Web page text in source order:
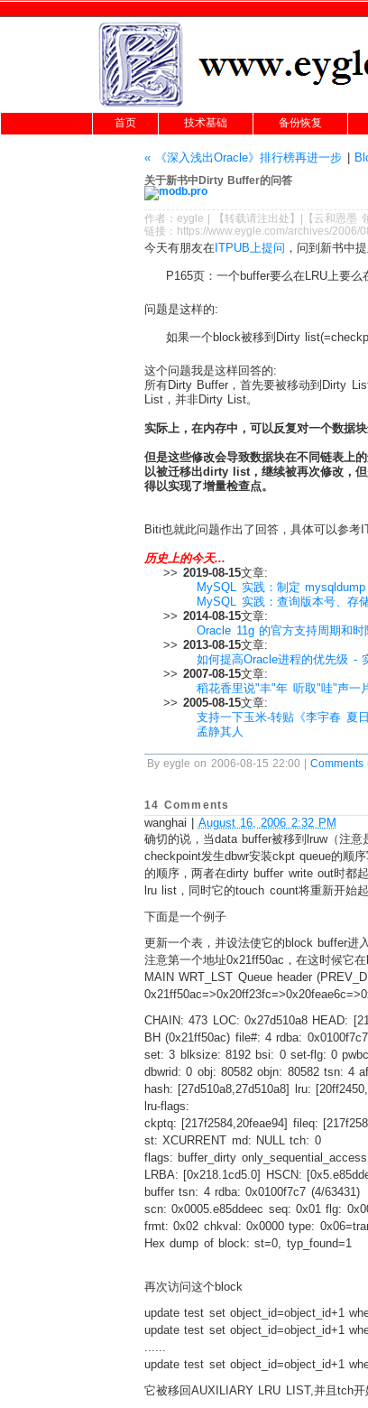
首页 技术基础 备份恢复
« 《深入浅出Oracle》排行榜再进一步
关于新书中Dirty Buffer的问答
作者： eygle 【转载请注出处 】|【 云和恩墨
链接： https://www.eygle.com/archives/2006/
今天有朋友在ITPUB上提问 ，问到新书中
P165页：一个buffer要么在LRU上要
问题是这样的:
如果一个block被移到Dirty
这个问题我是这样回答的:
所有Dirty Buffer，首先要被移动到Dirty
List，并非Dirty List。
实际上，在内存中，可以反复对一个数据
但是这些修改会导致数据块在不同链表上的
以被迁移出dirty list，继续被再次修改，
得以实现了增量检查点。
Biti也就此问题作出了回答，具体可以参考
历史上的今天...
>> 2019-08-15文章:
MySQL 实践：制定
MySQL 实践：查询版本号、存
>> 2014-08-15文章:
Oracle 11g 的官方支持周期和时
>> 2013-08-15文章:
如何提高Oracle进程的优先级 -
>> 2007-08-15文章:
稻花香里说"丰"年 听取"哇"声一
>> 2005-08-15文章:
支持一下玉米-转贴《李宇春 夏
孟静其人
By eygle on 2006-08-15 22:00 |Comments
14 Comments
wanghai | August 16, 2006 2:32 PM
确切的说，当data buffer被移到lruw（注
checkpoint发生dbwr安装ckpt queue的顺
的顺序，两者在dirty buffer write out时都
lru list，同时它的touch count将重新开始起
下面是一个例子
更新一个表，并设法使它的block buffer进
注意第一个地址0x21ff50ac，在这时候它
MAIN WRT_LST Queue header
CHAIN: 473 LOC: 0x27d510a8 HEAD:
BH (0x21ff50ac) file#: 4 rdba:
set: 3 blksize: 8192 bsi: 0 set-flg: 0
dbwrid: 0 obj: 80582 objn: 80582 tsn: 4
hash: [27d510a8,27d510a8] lru:
lru-flags:
ckptq: [217f2584,20feae94] fileq:
st: XCURRENT md: NULL tch: 0
flags: buffer_dirty
LRBA: [0x218.1cd5.0] HSCN:
buffer tsn: 4 rdba: 0x0100f7c7 (4/63431)
scn: 0x0005.e85ddeec seq: 0x01 flg:
frmt: 0x02 chkval: 0x0000 type:
Hex dump of block: st=0, typ_found=1
再次访问这个block
update test set object_id=object_id+1
update test set object_id=object_id+1
update test set object_id=object_id+1
它被移回AUXILIARY LRU LIST,并且tch开